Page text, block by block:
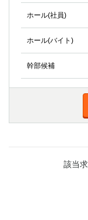
ホール(社員)
ホール(バイト)
幹部候補
該当
東武宇都宮（
茨城県
群馬県